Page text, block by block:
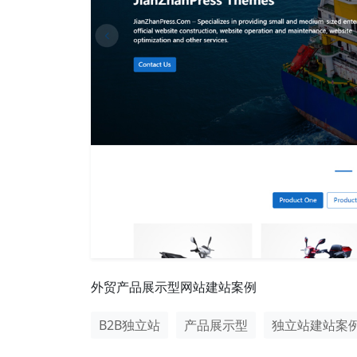
外贸产品展示型网站建站案例
B2B独立站 产品展示型 独立站建站案